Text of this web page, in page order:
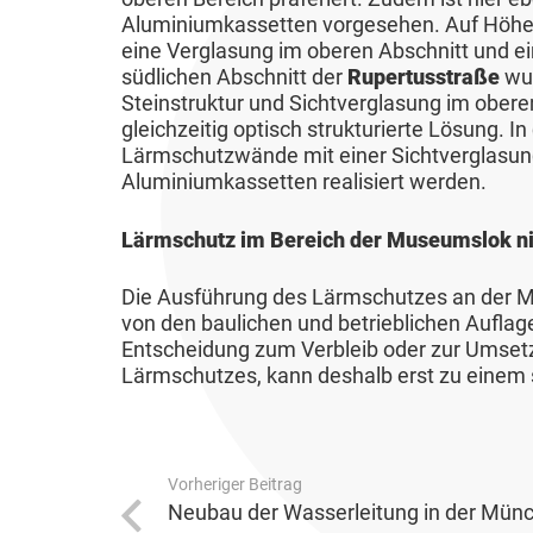
i
e
e
ä
t
&
V
e
r
e
r
L
n
e
n
U
r
l
a
&
T
o
s
d
l
u
n
g
i
t
s
c
f
t
c
h
u
t
z
K
m
u
n
a
W
ä
e
/
F
ä
c
e
n
u
t
n
g
Aluminiumkassetten vorgesehen. Auf
eine Verglasung im oberen Abschnitt und
südlichen Abschnitt der Rupertusstraße
Steinstruktur und Sichtverglasung im
gleichzeitig optisch strukturierte Lösung. In
Lärmschutzwände mit einer
Aluminiumkassetten realisiert werden.
Lärmschutz im Bereich der Museumslok
Die Ausführung des Lärmschutzes an der
von den baulichen und betrieblichen
Entscheidung zum Verbleib oder zur
Lärmschutzes, kann deshalb erst zu
Vorheriger Beitrag
Neubau der Wasserleitung in der